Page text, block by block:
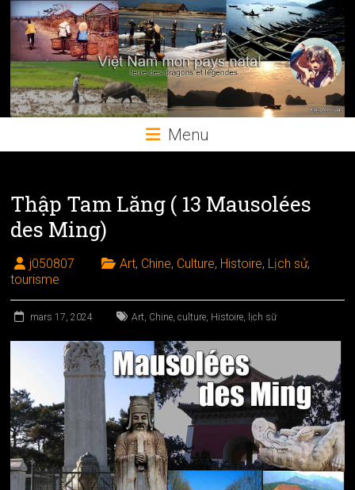
Skip
content
Menu
Thập Tam Lăng ( 13 Mausolées
des Ming)
j050807 Art, Chine, Culture, Histoire, Lịch sử,
tourisme
mars 17, 2024 Art Chine ,culture Histoire lịch sữ